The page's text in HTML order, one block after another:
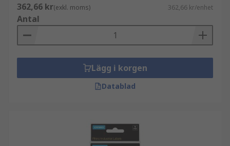
362,66 kr(exkl. moms) 362,66 kr/enhet
Antal
Lägg i korgen
Datablad